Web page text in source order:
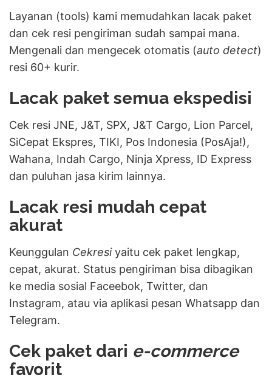
Layanan (tools) kami memudahkan lacak paket
dan cek resi pengiriman sudah sampai mana.
Mengenali dan mengecek otomatis (auto detect)
resi 60+ kurir.
Lacak paket semua ekspedisi
Cek resi JNE, J&T, SPX, J&T Cargo, Lion Parcel,
SiCepat Ekspres, TIKI, Pos Indonesia (PosAja!),
Wahana, Indah Cargo, Ninja Xpress, ID Express
dan puluhan jasa kirim lainnya.
Lacak resi mudah cepat
akurat
Keunggulan Cekresiyaitu cek paket lengkap,
cepat, akurat. Status pengiriman bisa dibagikan
ke media sosial Faceebok, Twitter, dan
Instagram, atau via aplikasi pesan Whatsapp dan
Telegram.
Cek paket dari e-commerce
favorit